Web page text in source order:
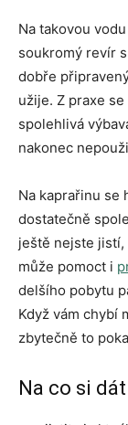
Na takovou
soukromý revír
dobře
užije. Z praxe
spolehlivá
nakonec
Na kaprařinu se
dostatečně
ještě nejste
může pomoct i
delšího pobytu
Když vám chybí
zbytečně to
Na co si